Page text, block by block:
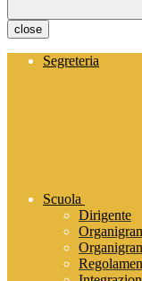
close
Segreteria
Scuola
Dirigente